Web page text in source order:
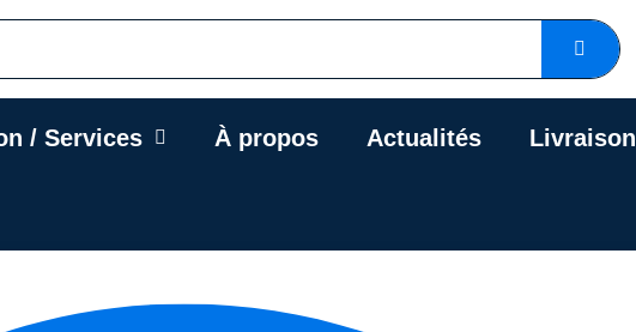
/ Services À propos Actualités Livraison